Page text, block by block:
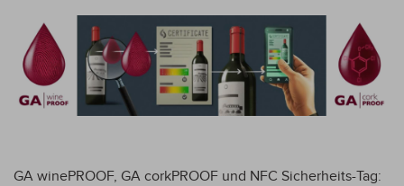
GA winePROOF, GA corkPROOF und NFC Sicherheits-Tag: